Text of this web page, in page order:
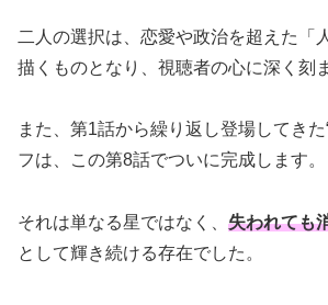
二人の選択は、恋愛や政治を超えた「
描くものとなり、視聴者の心に深く刻
また、第1話から繰り返し登場してきた
フは、この第8話でついに完成します。
それは単なる星ではなく、 失われても
として輝き続ける存在でした。